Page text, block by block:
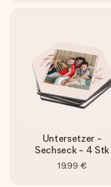
Untersetzer -
Sechseck - 4 Stk
19,99 €